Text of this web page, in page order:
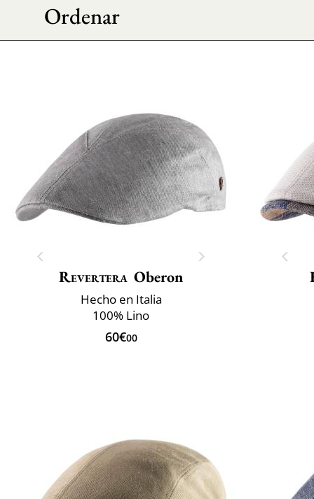
Ordenar
Revertera Oberon
Hecho en Italia
100% Lino
60€00